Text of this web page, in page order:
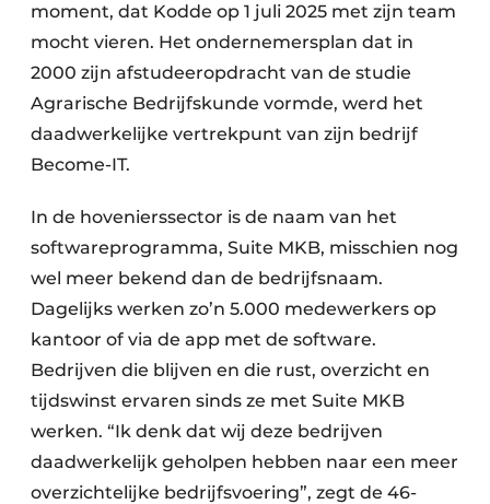
moment, dat Kodde op 1 juli 2025 met zijn team
mocht vieren. Het ondernemersplan dat in
2000 zijn afstudeeropdracht van de studie
Agrarische Bedrijfskunde vormde, werd het
daadwerkelijke vertrekpunt van zijn bedrijf
Become-IT.
In de hovenierssector is de naam van het
softwareprogramma, Suite MKB, misschien nog
wel meer bekend dan de bedrijfsnaam.
Dagelijks werken zo’n 5.000 medewerkers op
kantoor of via de app met de software.
Bedrijven die blijven en die rust, overzicht en
tijdswinst ervaren sinds ze met Suite MKB
werken. “Ik denk dat wij deze bedrijven
daadwerkelijk geholpen hebben naar een meer
overzichtelijke bedrijfsvoering”, zegt de 46-